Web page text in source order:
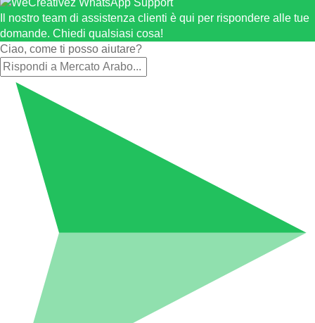
Il nostro team di assistenza clienti è qui per rispondere alle tue
domande. Chiedi qualsiasi cosa!
Ciao, come ti posso aiutare?